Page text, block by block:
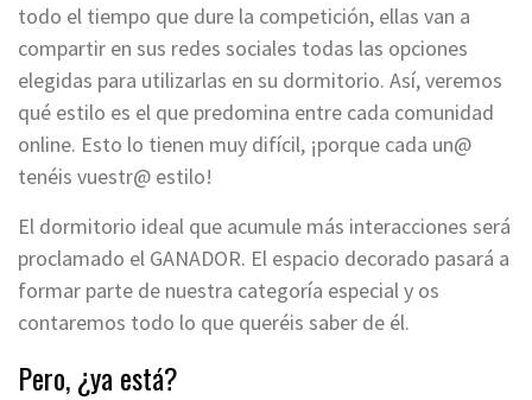
todo el tiempo que dure la competición, ellas van a
compartir en sus redes sociales todas las opciones
elegidas para utilizarlas en su dormitorio. Así, veremos
qué estilo es el que predomina entre cada comunidad
online. Esto lo tienen muy difícil, ¡porque cada un@
tenéis vuestr@ estilo!
El dormitorio ideal que acumule más interacciones será
proclamado el GANADOR. El espacio decorado pasará a
formar parte de nuestra categoría especial y os
contaremos todo lo que queréis saber de él.
Pero, ¿ya está?